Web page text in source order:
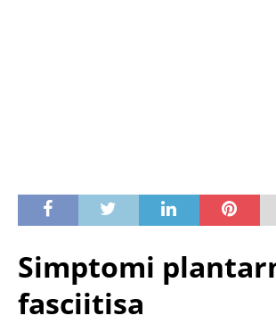
Simptomi
fasciitisa